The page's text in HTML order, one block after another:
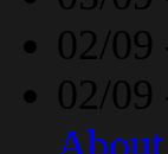
02/09
02/09